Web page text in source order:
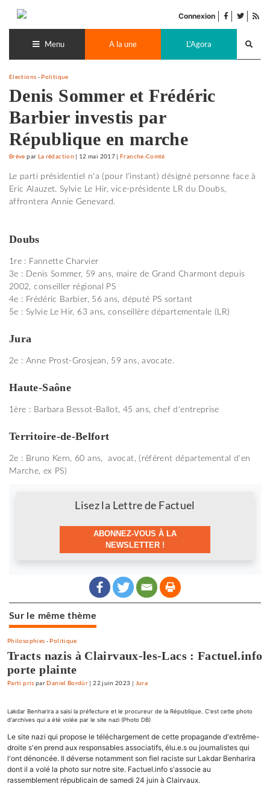
contenu
Connexion facebook
twitter
Menu A la une L'Agora
Elections - Politique
Denis Sommer et Frédéric
Barbier investis par
République en marche
Brève par La rédaction | 12 mai 2017 |Franche-Comté
Le parti présidentiel n'a (pour l'instant) désigné personne face à
Eric Alauzet. Sylvie Le Hir, vice-présidente LR du Doubs,
affrontera Annie Genevard.
Doubs
1re : Fannette Charvier
3e : Denis Sommer, 59 ans, maire de Grand Charmont depuis
2002, conseiller régional PS
4e : Frédéric Barbier, 56 ans, député PS sortant
5e : Sylvie Le Hir, 63 ans, conseillère départementale (LR)
Jura
2e : Anne Prost-Grosjean, 59 ans, avocate.
Haute-Saône
1ère : Barbara Bessot-Ballot, 45 ans, chef d'entreprise
Territoire-de-Belfort
2e : Bruno Kern, 60 ans, avocat, (référent départemental d'en
Marche, ex PS)
Lisez la Lettre de Factuel
ABONNEZ-VOUS À LA
NEWSLETTER !
Sur le même thème
Philosophies - Politique
Tracts nazis à Clairvaux-les-Lacs : Factuel.info
porte plainte
Parti pris parDaniel Bordür |22 juin 2023 | Jura
Lakdar Benharira a saisi la préfecture et le procureur de la République. C'est cette photo
d'archives qui a été volée par le site nazi (Photo DB)
Le site nazi qui propose le téléchargement de cette propagande d'extrême-
droite s'en prend aux responsables associatifs, élu.e.s ou journalistes qui
l'ont dénoncée. Il déverse notamment son fiel raciste sur Lakdar Benharira
dont il a volé la photo sur notre site. Factuel.info s'associe au
rassemblement républicain de samedi 24 juin à Clairvaux.